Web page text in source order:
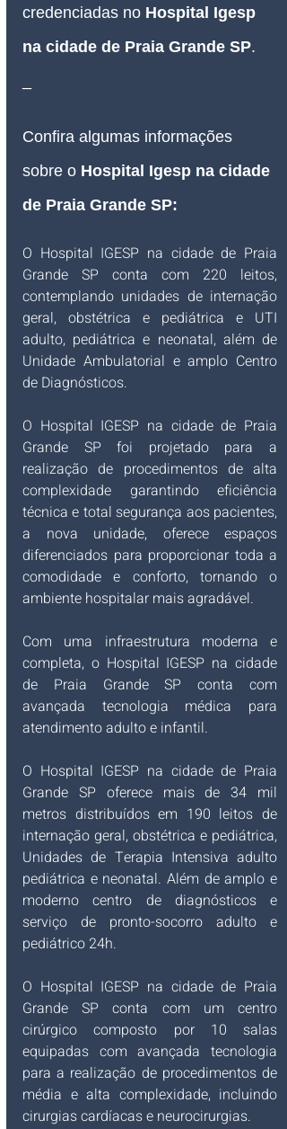
credenciadas no Hospital Igesp
na cidade de Praia Grande SP.
Confira algumas informações
sobre o Hospital Igesp na cidade
de Praia Grande SP:
O Hospital IGESP na cidade de Praia
Grande SP conta com 220 leitos,
contemplando unidades de internação
geral, obstétrica e pediátrica e UTI
adulto, pediátrica e neonatal, além de
Unidade Ambulatorial e amplo Centro
de Diagnósticos.
O Hospital IGESP na cidade de Praia
Grande SP foi projetado para a
realização de procedimentos de alta
complexidade garantindo eficiência
técnica e total segurança aos pacientes,
a nova unidade, oferece espaços
diferenciados para proporcionar toda a
comodidade e conforto, tornando o
ambiente hospitalar mais agradável.
Com uma infraestrutura moderna e
completa, o Hospital IGESP na cidade
de Praia Grande SP conta com
avançada tecnologia médica para
atendimento adulto e infantil.
O Hospital IGESP na cidade de Praia
Grande SP oferece mais de 34 mil
metros distribuídos em 190 leitos de
internação geral, obstétrica e pediátrica,
Unidades de Terapia Intensiva adulto
pediátrica e neonatal. Além de amplo e
moderno centro de diagnósticos e
serviço de pronto-socorro adulto e
pediátrico 24h.
O Hospital IGESP na cidade de Praia
Grande SP conta com um centro
cirúrgico composto por 10 salas
equipadas com avançada tecnologia
para a realização de procedimentos de
média e alta complexidade, incluindo
cirurgias cardíacas e neurocirurgias.